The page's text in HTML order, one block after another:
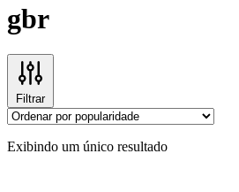
gbr
Filtrar
Exibindo um único resultado